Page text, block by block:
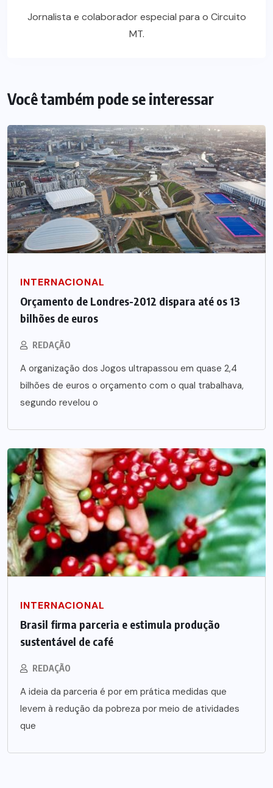
Jornalista e colaborador especial para o Circuito
MT.
Você também pode se interessar
INTERNACIONAL
Orçamento de Londres-2012 dispara até os 13
bilhões de euros
REDAÇÃO
A organização dos Jogos ultrapassou em quase 2,4
bilhões de euros o orçamento com o qual trabalhava,
segundo revelou o
INTERNACIONAL
Brasil firma parceria e estimula produção
sustentável de café
REDAÇÃO
A ideia da parceria é por em prática medidas que
levem à redução da pobreza por meio de atividades
que